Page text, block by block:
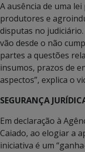
A ausência de uma
produtores e
disputas no
vão desde o não
partes a questões
insumos, prazos de
aspectos”, explica o
SEGURANÇA
Em declaração à
Caiado, ao elogiar a
iniciativa é um